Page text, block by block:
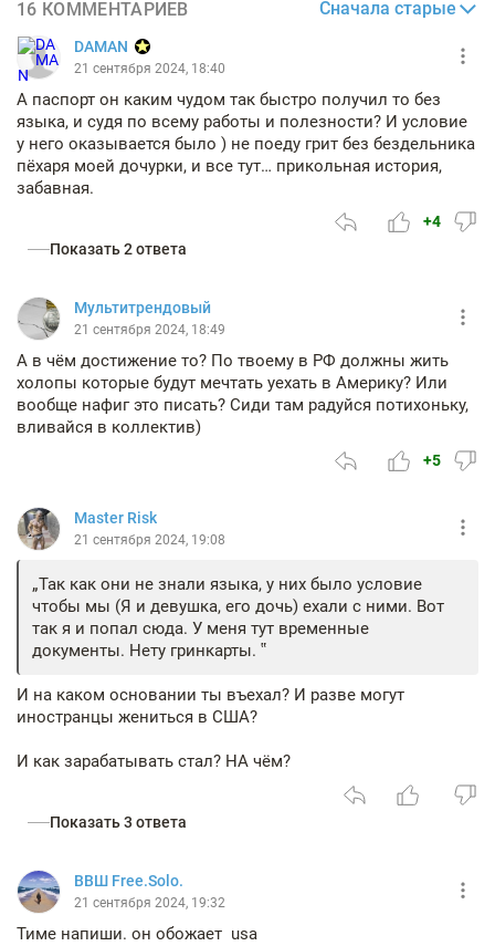
16 КОММЕНТАРИЕВ Сначала старые
DAMAN
21 сентября 2024, 18:40
А паспорт он каким чудом так быстро получил то без
языка, и судя по всему работы и полезности? И условие
у него оказывается было ) не поеду грит без бездельника
пёхаря моей дочурки, и все тут… прикольная история,
забавная.
+4
Показать 2 ответа
Мультитрендовый
21 сентября 2024, 18:49
А в чём достижение то? По твоему в РФ должны жить
холопы которые будут мечтать уехать в Америку? Или
вообще нафиг это писать? Сиди там радуйся потихоньку,
вливайся в коллектив)
+5
Master Risk
21 сентября 2024, 19:08
Так как они не знали языка, у них было условие
чтобы мы (Я и девушка, его дочь) ехали с ними. Вот
так я и попал сюда. У меня тут временные
документы. Нету гринкарты.
И на каком основании ты въехал? И разве могут
иностранцы жениться в США?
И как зарабатывать стал? НА чём?
Показать 3 ответа
ВВШ Free.Solo.
21 сентября 2024, 19:32
Тиме напиши. он обожает usa